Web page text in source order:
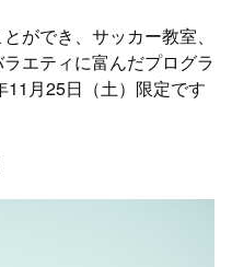
ができ、サッカー教室、
エティに富んだプログラ
月25日（土）限定です